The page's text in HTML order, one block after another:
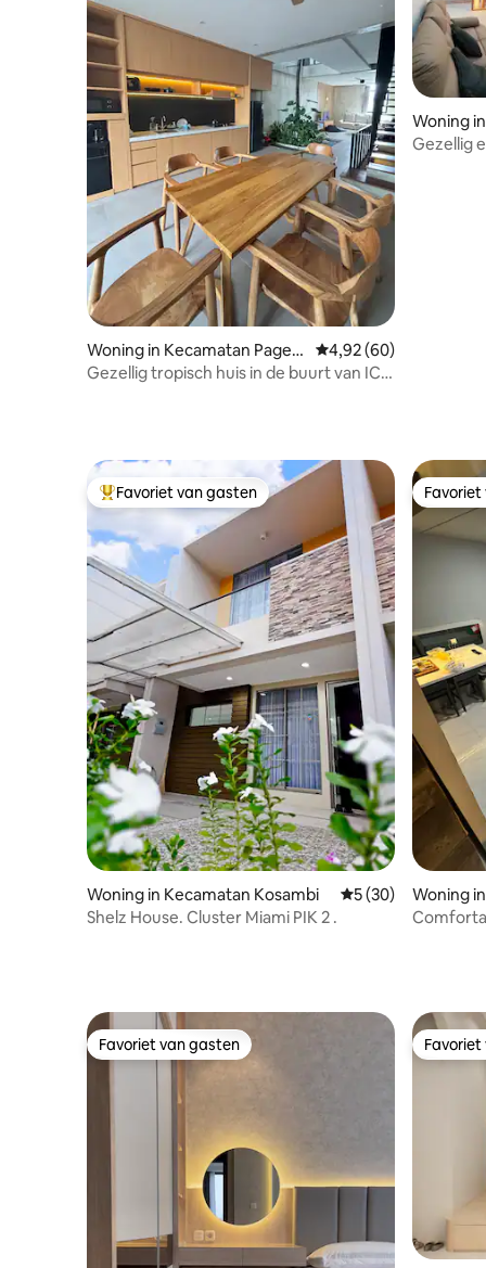
Woning in Kecamatan Paged
angan
Gemiddelde
4,92 (60)
Gezellig tropisch huis in de buurt van ICE
Woning
Gezellig
Topfavoriet van gasten
Favoriet van gasten
Woning in Kecamatan Kosambi Gemiddelde
5 (30)
Shelz House. Cluster Miami PIK 2 .
Woning
an
Favoriet van gasten
Favoriet van gasten